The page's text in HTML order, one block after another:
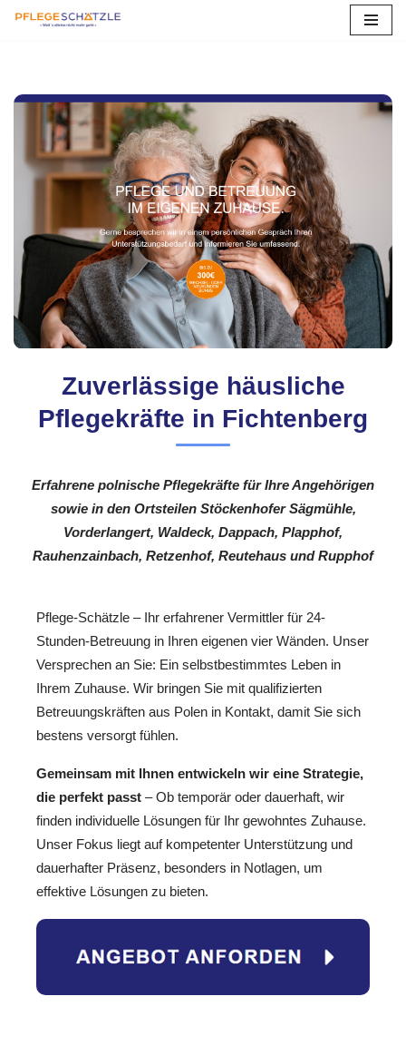
springen
Zuverlässige häusliche
Pflegekräfte in Fichtenberg
Erfahrene polnische Pflegekräfte für Ihre Angehörigen
sowie in den Ortsteilen Stöckenhofer Sägmühle,
Vorderlangert, Waldeck, Dappach, Plapphof,
Rauhenzainbach, Retzenhof, Reutehaus und Rupphof
Pflege-Schätzle – Ihr erfahrener Vermittler für 24-
Stunden-Betreuung in Ihren eigenen vier Wänden. Unser
Versprechen an Sie: Ein selbstbestimmtes Leben in
Ihrem Zuhause. Wir bringen Sie mit qualifizierten
Betreuungskräften aus Polen in Kontakt, damit Sie sich
bestens versorgt fühlen.
Gemeinsam mit Ihnen entwickeln wir eine Strategie,
die perfekt passt – Ob temporär oder dauerhaft, wir
finden individuelle Lösungen für Ihr gewohntes Zuhause.
Unser Fokus liegt auf kompetenter Unterstützung und
dauerhafter Präsenz, besonders in Notlagen, um
effektive Lösungen zu bieten.